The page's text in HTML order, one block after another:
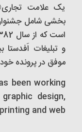
یک علامت
بخشی شامل
موفق در پرونده
been working
design,
and web